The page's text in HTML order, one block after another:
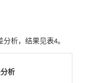
分析，结果见表4。
析